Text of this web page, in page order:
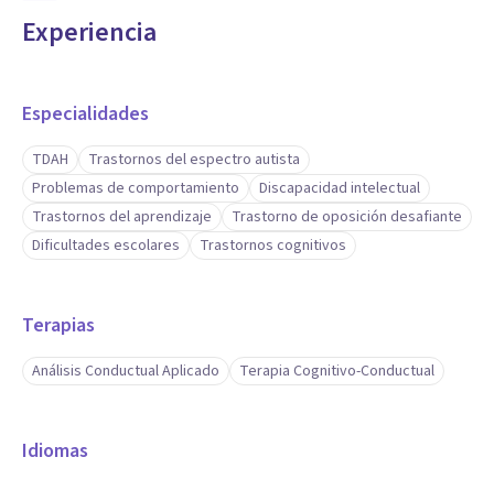
Experiencia
Especialidades
TDAH
Trastornos del espectro autista
Problemas de comportamiento
Discapacidad intelectual
Trastornos del aprendizaje
Trastorno de oposición desafiante
Dificultades escolares
Trastornos cognitivos
Terapias
Análisis Conductual Aplicado Terapia Cognitivo-Conductual
Idiomas